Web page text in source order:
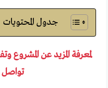
جدول المحتويات
لمعرفة المزيد عن المشروع
تواصل